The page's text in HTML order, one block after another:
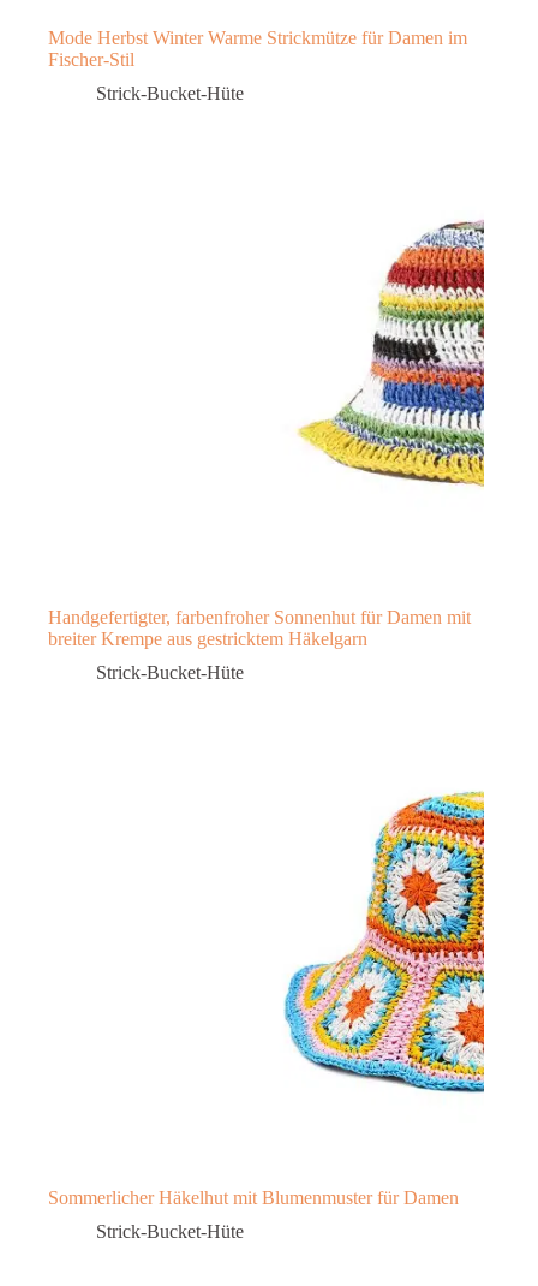
Mode Herbst Winter Warme Strickmütze für Damen im
Fischer-Stil
Strick-Bucket-Hüte
Handgefertigter, farbenfroher Sonnenhut für Damen mit
breiter Krempe aus gestricktem Häkelgarn
Strick-Bucket-Hüte
Sommerlicher Häkelhut mit Blumenmuster für Damen
Strick-Bucket-Hüte